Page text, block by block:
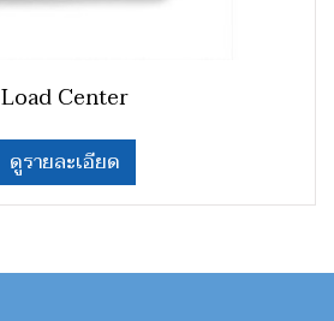
Load Center
ดูรายละเอียด